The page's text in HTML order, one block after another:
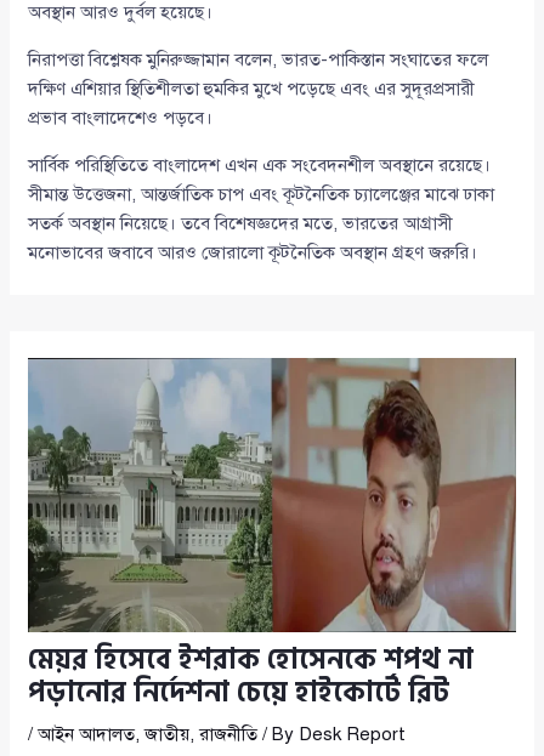
অবস্থান আরও দুর্বল হয়েছে।
নিরাপত্তা বিশ্লেষক মুনিরুজ্জামান বলেন, ভারত-পাকিস্তান সংঘাতের ফলে
দক্ষিণ এশিয়ার স্থিতিশীলতা হুমকির মুখে পড়েছে এবং এর সুদূরপ্রসারী
প্রভাব বাংলাদেশেও পড়বে।
সার্বিক পরিস্থিতিতে বাংলাদেশ এখন এক সংবেদনশীল অবস্থানে রয়েছে।
সীমান্ত উত্তেজনা, আন্তর্জাতিক চাপ এবং কূটনৈতিক চ্যালেঞ্জের মাঝে ঢাকা
সতর্ক অবস্থান নিয়েছে। তবে বিশেষজ্ঞদের মতে, ভারতের আগ্রাসী
মনোভাবের জবাবে আরও জোরালো কূটনৈতিক অবস্থান গ্রহণ জরুরি।
মেয়র হিসেবে ইশরাক হোসেনকে শপথ না
পড়ানোর নির্দেশনা চেয়ে হাইকোর্টে রিট
/আইন আদালত,জাতীয়,রাজনীতি/ By Desk Report